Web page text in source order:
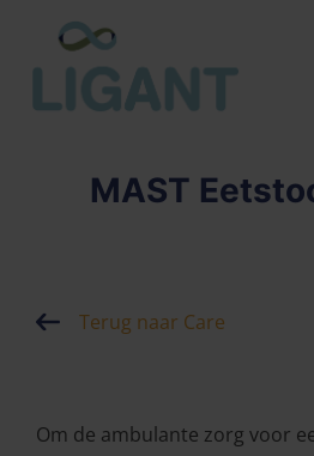
MAST
Terug naar Care
Om de ambulante zorg voor